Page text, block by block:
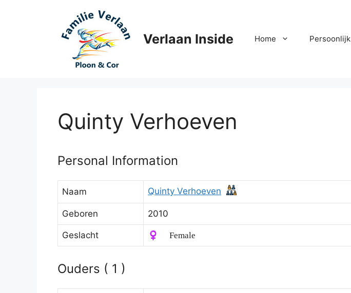
Verlaan Inside Home Persoonlijk
Quinty Verhoeven
Personal Information
Naam Quinty Verhoeven
Geboren 2010
Geslacht ♀️ Female
Ouders ( 1 )